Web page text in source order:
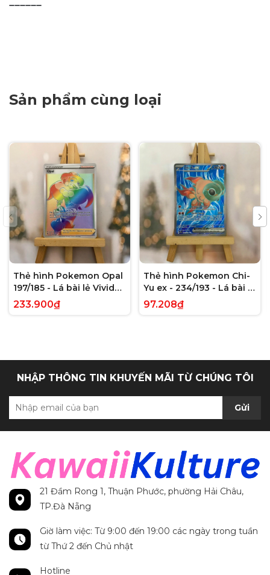
➖➖➖➖➖➖
Sản phẩm cùng loại
Thẻ hình Pokemon Opal
197/185 - Lá bài lẻ Vivid
Voltage Hyper Rare tiếng
Anh chính hãng
233.900₫
Thẻ hình Pokemon Chi-
Yu ex - 234/193 - Lá bài lẻ
Paldea Evolved Full Art
Secret Rare tiếng Anh
97.208₫
NHẬP THÔNG TIN KHUYẾN MÃI TỪ CHÚNG TÔI
Gửi
21 Đầm Rong 1, Thuận Phước, phường Hải Châu,
TP.Đà Nẵng
Giờ làm việc: Từ 9:00 đến 19:00 các ngày trong tuần
từ Thứ 2 đến Chủ nhật
Hotline